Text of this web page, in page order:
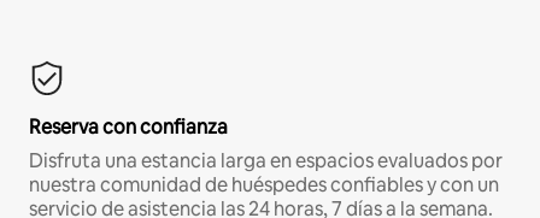
Reserva con confianza
Disfruta una estancia larga en espacios evaluados por
nuestra comunidad de huéspedes confiables y con un
servicio de asistencia las 24 horas, 7 días a la semana.